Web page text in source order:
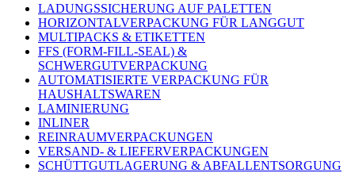
LADUNGSSICHERUNG AUF PALETTEN
HORIZONTALVERPACKUNG FÜR LANGGUT
MULTIPACKS & ETIKETTEN
FFS (FORM-FILL-SEAL) &
SCHWERGUTVERPACKUNG
AUTOMATISIERTE VERPACKUNG FÜR
HAUSHALTSWAREN
LAMINIERUNG
INLINER
REINRAUMVERPACKUNGEN
VERSAND- & LIEFERVERPACKUNGEN
SCHÜTTGUTLAGERUNG & ABFALLENTSORGUNG